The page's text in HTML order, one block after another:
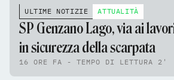
ULTIME NOTIZIE ATTUALITÀ
SP Genzano Lago, via ai
in sicurezza della scarpata
16 ORE FA - TEMPO DI LETTURA 2'